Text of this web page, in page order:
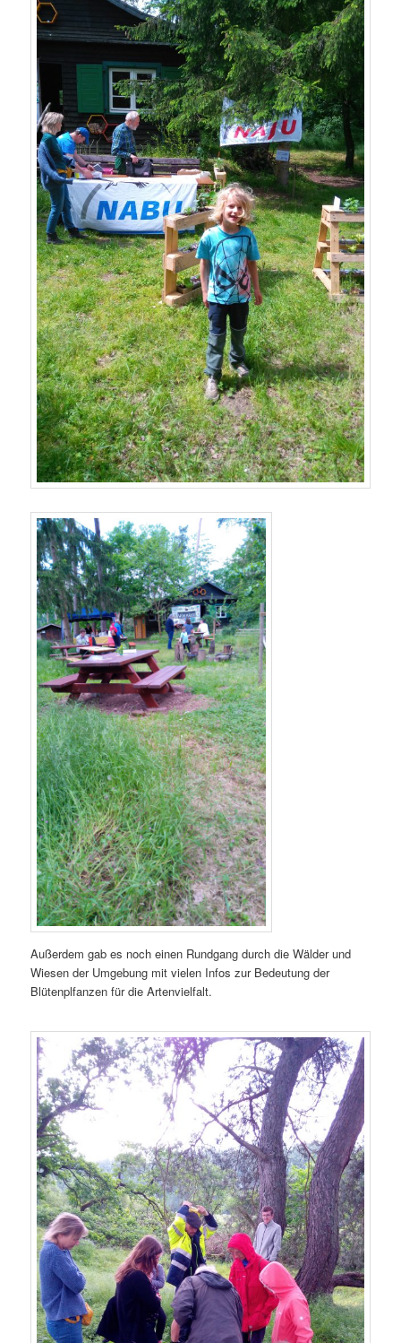
Außerdem gab es noch einen Rundgang durch die Wälder und
Wiesen der Umgebung mit vielen Infos zur Bedeutung der
Blütenplfanzen für die Artenvielfalt.